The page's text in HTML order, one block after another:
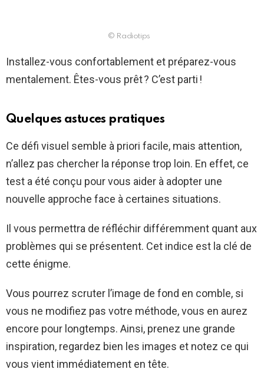
© Radiotips
Installez-vous confortablement et préparez-vous
mentalement. Êtes-vous prêt ? C’est parti !
Quelques astuces pratiques
Ce défi visuel semble à priori facile, mais attention,
n’allez pas chercher la réponse trop loin. En effet, ce
test a été conçu pour vous aider à adopter une
nouvelle approche face à certaines situations.
Il vous permettra de réfléchir différemment quant aux
problèmes qui se présentent. Cet indice est la clé de
cette énigme.
Vous pourrez scruter l’image de fond en comble, si
vous ne modifiez pas votre méthode, vous en aurez
encore pour longtemps. Ainsi, prenez une grande
inspiration, regardez bien les images et notez ce qui
vous vient immédiatement en tête.